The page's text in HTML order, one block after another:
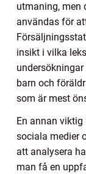
utmaning, men
användas för
insikt i vilka
barn och
som är mest
En annan
sociala medier
att analysera
man få en